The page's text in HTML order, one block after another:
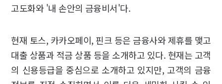
고도화와 '내 손안의 금융비서'다.
현재 토스, 카카오페이, 핀크 등은 금융사와 제휴를 맺고
대출 상품과 적금 상품 등을 소개하고 있다. 현재는 고객
의 신용등급을 중심으로 소개하고 있지만, 고객의 금융